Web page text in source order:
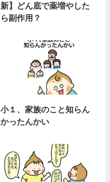
新】どん底で薬増やした
ら副作用？
小１、家族のこと知らん
かったんかい